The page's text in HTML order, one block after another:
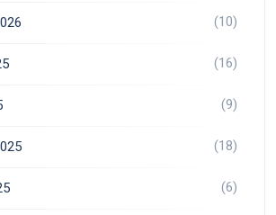
(10)
(16)
(9)
(18)
(6)